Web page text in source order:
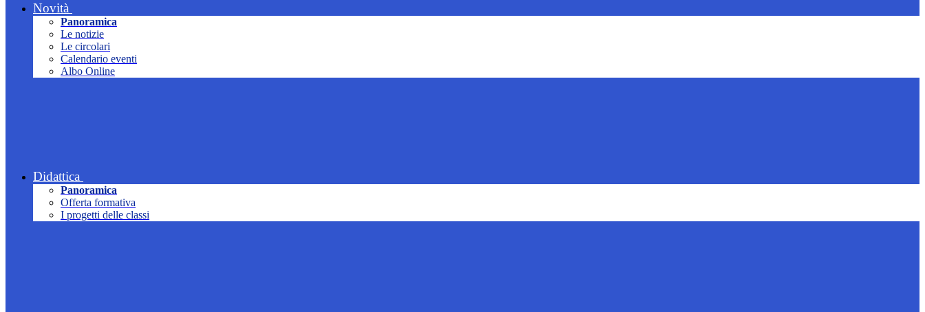
Novità
Panoramica
Le notizie
Le circolari
Calendario eventi
Albo Online
Didattica
Panoramica
Offerta formativa
I progetti delle classi